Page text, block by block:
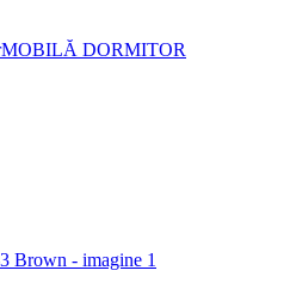
MOBILĂ DORMITOR